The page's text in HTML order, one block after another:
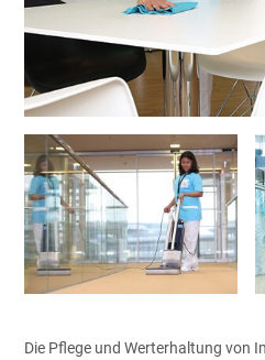
Die Pflege und Werterhaltung von